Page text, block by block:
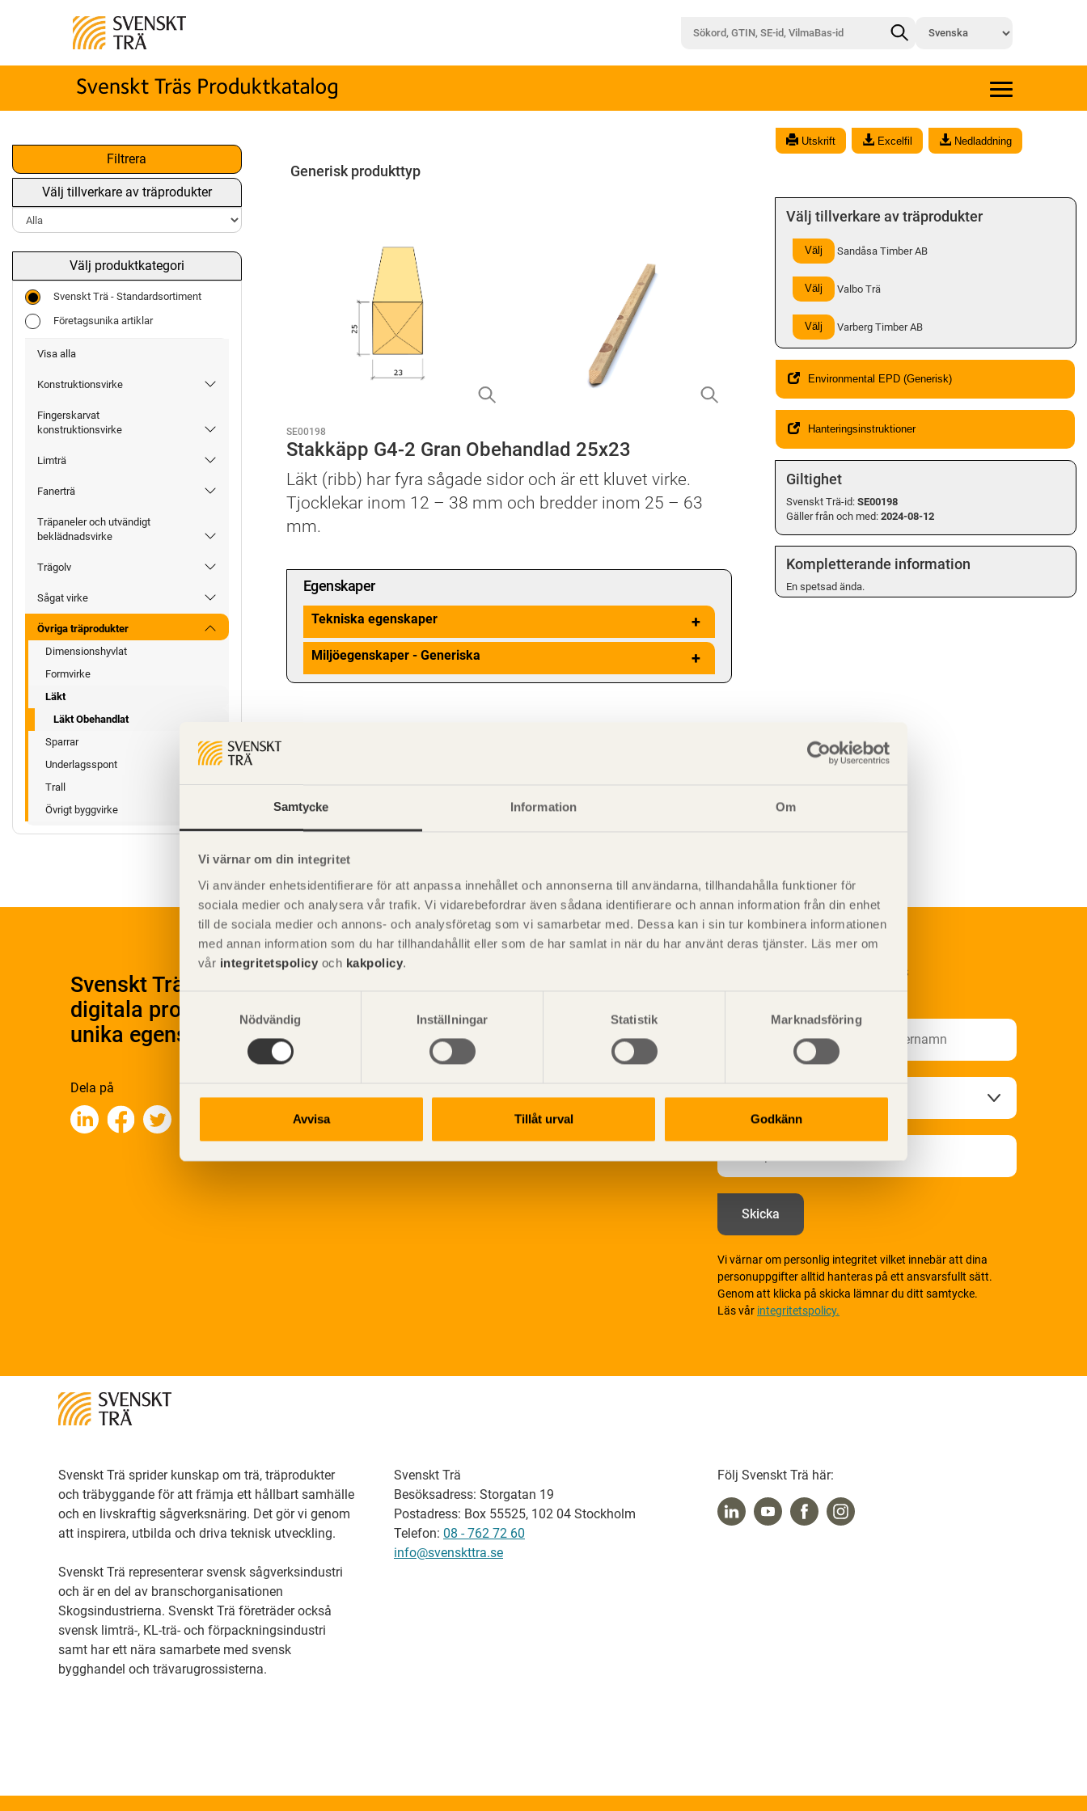
Samtycke Information Om
Vi värnar om din integritet
Vi använder enhetsidentifierare för att anpassa innehållet och annonserna till användarna, tillhandahålla funktioner för
sociala medier och analysera vår trafik. Vi vidarebefordrar även sådana identifierare och annan information från din enhet
till de sociala medier och annons- och analysföretag som vi samarbetar med. Dessa kan i sin tur kombinera informationen
med annan information som du har tillhandahållit eller som de har samlat in när du har använt deras tjänster. Läs mer om
vår integritetspolicy och kakpolicy.
Nödvändig
Inställningar Statistik Marknadsföring
Avvisa Tillåt urval Godkänn
Filtrera
Välj tillverkare av träprodukter
Välj produktkategori
Svenskt Trä - Standardsortiment
Företagsunika artiklar
Visa alla
Konstruktionsvirke
Fingerskarvat
konstruktionsvirke
Limträ
Fanerträ
Träpaneler och utvändigt
beklädnadsvirke
Trägolv
Sågat virke
Övriga träprodukter
Dimensionshyvlat
Formvirke
Läkt
Läkt Obehandlat
Sparrar
Underlagsspont
Trall
Övrigt byggvirke
Utskrift Excelfil Nedladdning
Generisk produkttyp
SE00198
Stakkäpp G4-2 Gran Obehandlad 25x23
Läkt (ribb) har fyra sågade sidor och är ett kluvet virke.
Tjocklekar inom 12 – 38 mm och bredder inom 25 – 63
mm.
Egenskaper
Tekniska egenskaper +
Miljöegenskaper - Generiska +
Välj tillverkare av träprodukter
Välj Sandåsa Timber AB
Välj Valbo Trä
Välj Varberg Timber AB
Environmental EPD (Generisk)
Hanteringsinstruktioner
Giltighet
Svenskt Trä-id: SE00198
Gäller från och med:2024-08-12
Kompletterande information
En spetsad ända.
Svenskt Träs Produktkatalog är svensk sågverksnärings
digitala produktkatalog för att beskriva träprodukter och deras
unika egenskaper.
Dela på
Prenumerera på Svenskt Träs
Vi värnar om personlig integritet vilket innebär att dina
personuppgifter alltid hanteras på ett ansvarsfullt sätt.
Genom att klicka på skicka lämnar du ditt samtycke.
Läs vår integritetspolicy.
Svenskt Trä sprider kunskap om trä, träprodukter
och träbyggande för att främja ett hållbart samhälle
och en livskraftig sågverksnäring. Det gör vi genom
att inspirera, utbilda och driva teknisk utveckling.
Svenskt Trä representerar svensk sågverksindustri
och är en del av branschorganisationen
Skogsindustrierna. Svenskt Trä företräder också
svensk limträ-, KL-trä- och förpackningsindustri
samt har ett nära samarbete med svensk
bygghandel och trävarugrossisterna.
Svenskt Trä
Besöksadress: Storgatan 19
Postadress: Box 55525, 102 04 Stockholm
Telefon: 08 - 762 72 60
info@svenskttra.se
Följ Svenskt Trä här: